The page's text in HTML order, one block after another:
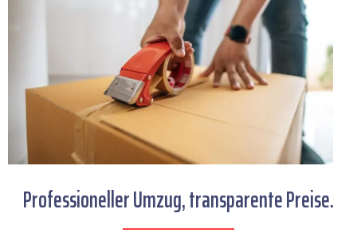
Professioneller Umzug, transparente Preise.